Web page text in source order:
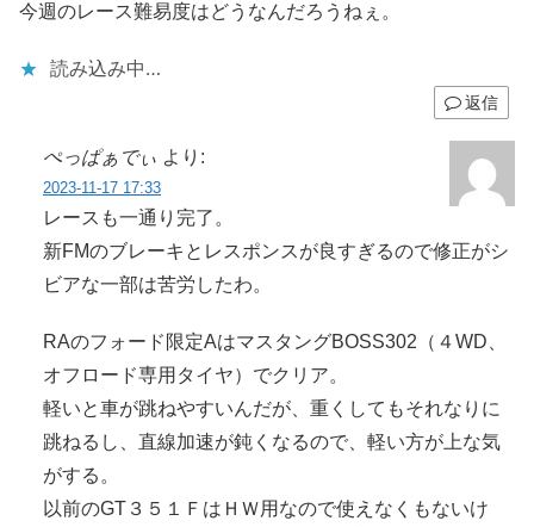
今週のレース難易度はどうなんだろうねぇ。
読み込み中…
返信
ぺっぱぁでぃ より:
2023-11-17 17:33
レースも一通り完了。
新FMのブレーキとレスポンスが良すぎるので修正がシ
ビアな一部は苦労したわ。
RAのフォード限定AはマスタングBOSS302（４WD、
オフロード専用タイヤ）でクリア。
軽いと車が跳ねやすいんだが、重くしてもそれなりに
跳ねるし、直線加速が鈍くなるので、軽い方が上な気
がする。
以前のGT３５１ＦはＨＷ用なので使えなくもないけ